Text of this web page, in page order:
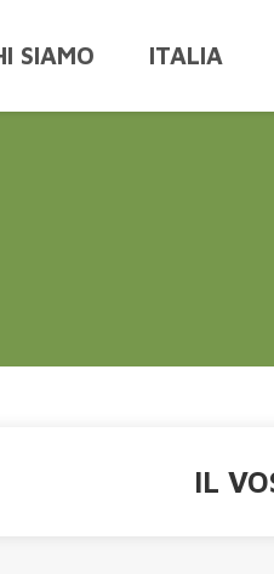
SIAMO ITALIA
IL